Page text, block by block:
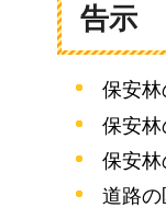
告示
保安林
保安林
保安
道路の